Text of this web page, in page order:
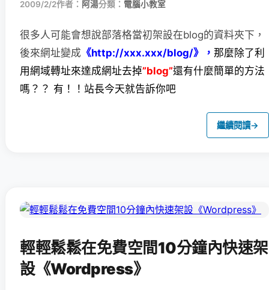
2009/2/2作者： 阿湯分類： 電腦小教室
很多人可能會想說部落格當初架設在blog的資料夾下，
後來網址變成 《http://xxx.xxx/blog/》， 那麼除了利
用網域轉址來達成網址去掉”blog”還有什麼簡單的方法
嗎？？ 有！！站長今天就告訴你吧
繼續閱讀→
輕輕鬆鬆在免費空間10分鐘內快速架
設《Wordpress》